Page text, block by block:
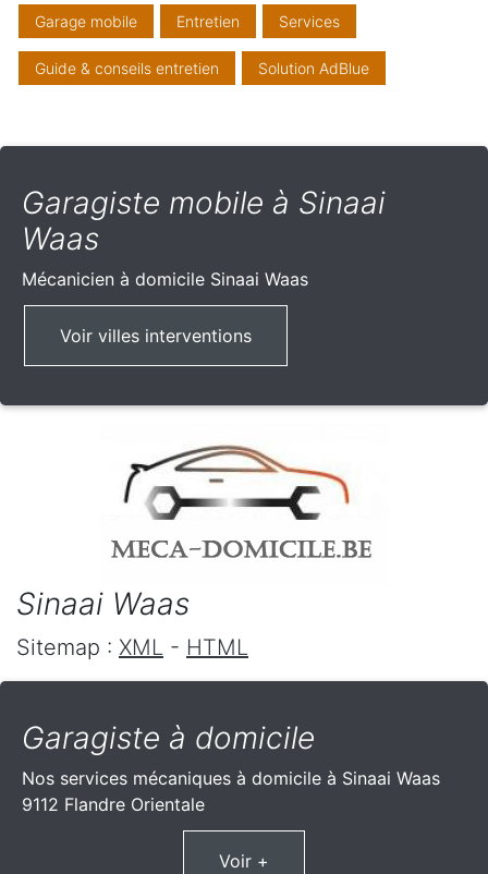
Garage mobile Entretien Services
Guide & conseils entretien Solution AdBlue
Garagiste mobile à Sinaai
Waas
Mécanicien à domicile Sinaai Waas
Voir villes interventions
Sinaai Waas
Sitemap : XML - HTML
Garagiste à domicile
Nos services mécaniques à domicile à Sinaai Waas
9112 Flandre Orientale
Voir +